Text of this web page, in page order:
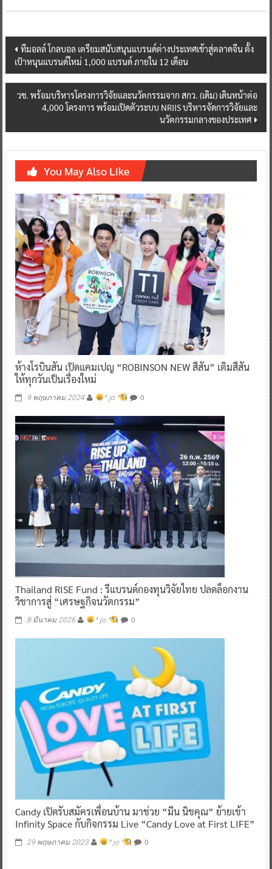
Post
navigation
ทีมอลล์ โกลบอล เตรียมสนับสนุนแบรนด์ต่างประเทศเข้าสู่ตลาดจีน ตั้ง
เป้าหนุนแบรนด์ใหม่ 1,000 แบรนด์ ภายใน 12 เดือน
วช. พร้อมบริหารโครงการวิจัยและนวัตกรรมจาก สกว. (เดิม) เดินหน้าต่อ
4,000 โครงการ พร้อมเปิดตัวระบบ NRIIS บริหารจัดการวิจัยและ
นวัตกรรมกลางของประเทศ
You May Also Like
ห้างโรบินสัน เปิดแคมเปญ “ROBINSON NEW สีสัน” เติมสีสัน
ให้ทุกวันเป็นเรื่องใหม่
9 พฤษภาคม 2024 ^ jo ^ 0
Thailand RISE Fund : รีแบรนด์กองทุนวิจัยไทย ปลดล็อกงาน
วิชาการสู่ “เศรษฐกิจนวัตกรรม”
8 มีนาคม 2026 ^ jo ^ 0
Candy เปิดรับสมัครเพื่อนบ้าน มาช่วย “มีน นิชคุณ” ย้ายเข้า
Infinity Space กับกิจกรรม Live “Candy Love at First LIFE”
29 พฤษภาคม 2023 ^ jo ^ 0